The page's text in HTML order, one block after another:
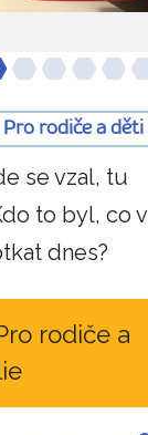
Pro rodiče a děti
se vzal, tu
to byl, co v
dnes?
rodiče a